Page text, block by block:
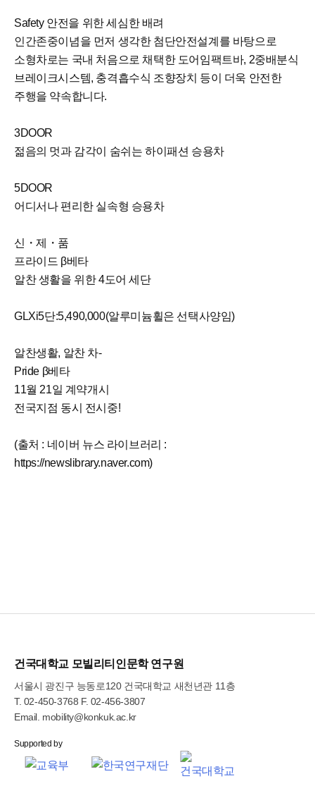
Safety 안전을 위한 세심한 배려
인간존중이념을 먼저 생각한 첨단안전설계를 바탕으로
소형차로는 국내 처음으로 채택한 도어임팩트바, 2중배분식
브레이크시스템, 충격흡수식 조향장치 등이 더욱 안전한
주행을 약속합니다.
3DOOR
젊음의 멋과 감각이 숨쉬는 하이패션 승용차
5DOOR
어디서나 편리한 실속형 승용차
신・제・품
프라이드 β베타
알찬 생활을 위한 4도어 세단
GLXi5단:5,490,000(알루미늄휠은 선택사양임)
알찬생활, 알찬 차-
Pride β베타
11월 21일 계약개시
전국지점 동시 전시중!
(출처 : 네이버 뉴스 라이브러리 :
https://newslibrary.naver.com)
건국대학교 모빌리티인문학 연구원
서울시 광진구 능동로120 건국대학교 새천년관 11층
T. 02-450-3768 F. 02-456-3807
Email. mobility@konkuk.ac.kr